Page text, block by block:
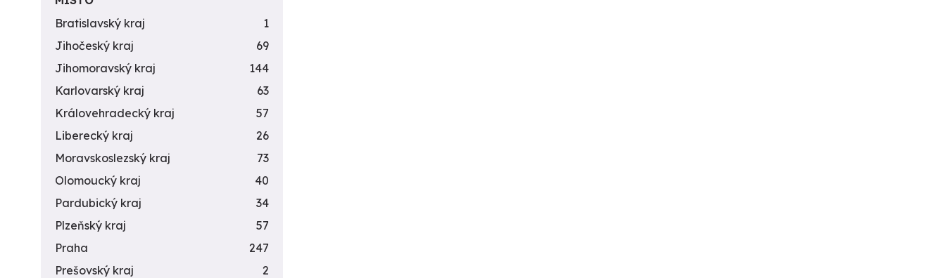
Bratislavský kraj
1
Jihočeský kraj
69
Jihomoravský kraj
144
Karlovarský kraj
63
Královehradecký kraj
57
Liberecký kraj
26
Moravskoslezský kraj
73
Olomoucký kraj
40
Pardubický kraj
34
Plzeňský kraj
57
Praha
247
Prešovský kraj
2